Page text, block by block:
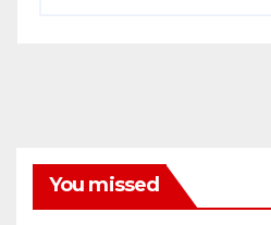
You missed